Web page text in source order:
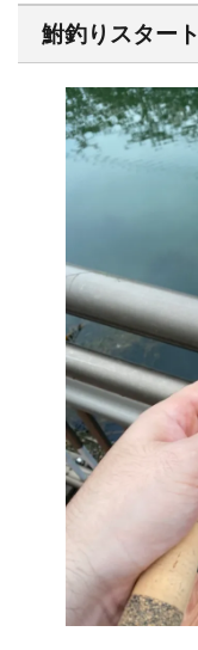
鮒釣りスタート